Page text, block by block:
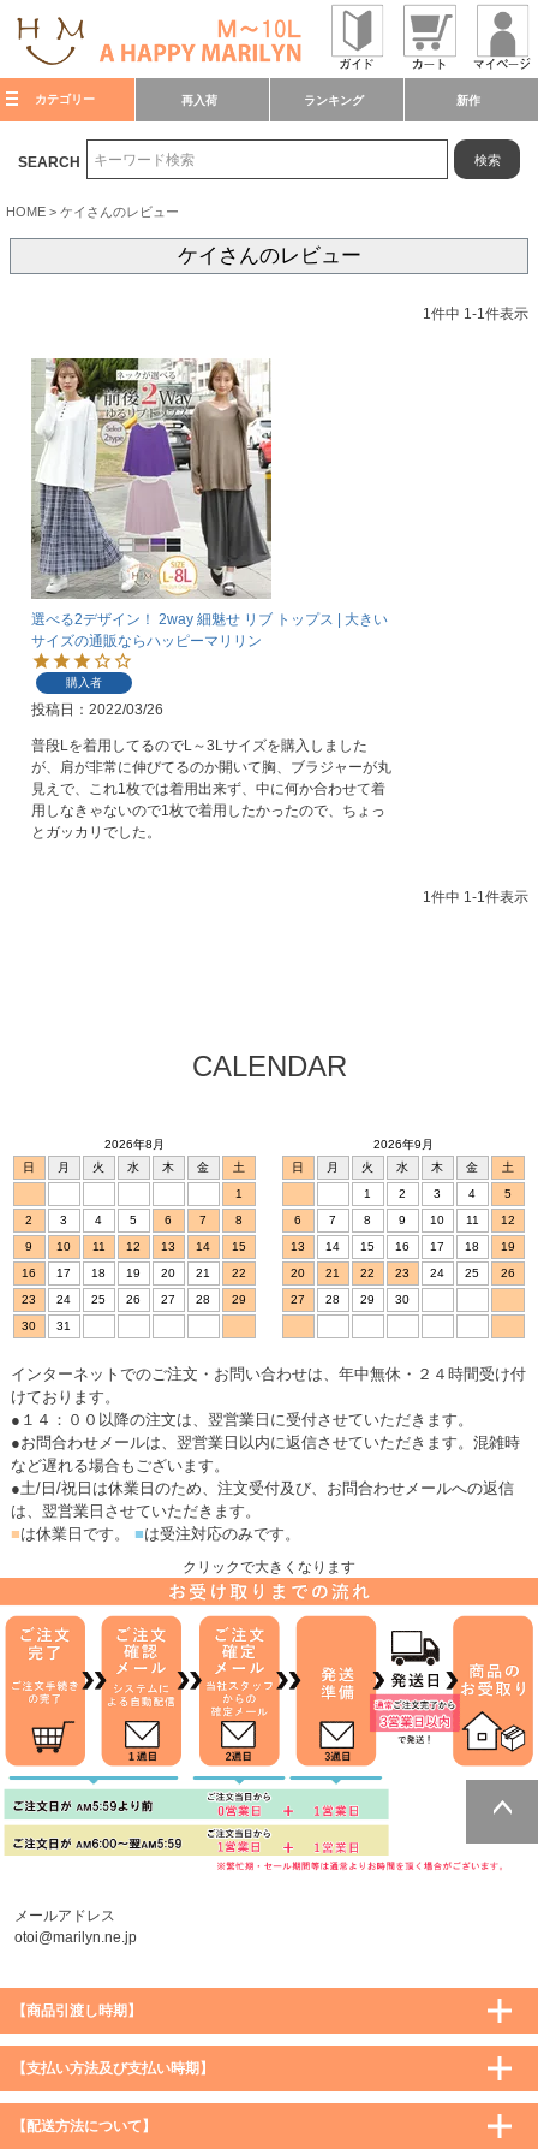
カテゴリー 再入荷 ランキング 新作
SEARCH 検索
HOME ケイさんのレビュー
ケイさんのレビュー
1件中 1-1件表示
選べる2デザイン！ 2way 細魅せ リブ トップス | 大きい
サイズの通販ならハッピーマリリン
購入者
投稿日 2022/03/26
普段Lを着用してるのでL～3Lサイズを購入しました
が、肩が非常に伸びてるのか開いて胸、ブラジャーが丸
見えで、これ1枚では着用出来ず、中に何か合わせて着
用しなきゃないので1枚で着用したかったので、ちょっ
とガッカリでした。
1件中 1-1件表示
プへ
CALENDAR
2026年8月
日
月 火 水 木 金
土
1
2
3 4 5 6 7
8
9
10 11 12 13 14
15
16
17 18 19 20 21
22
23
24 25 26 27 28
29
30
31
2026年9月
日
月 火 水 木 金
土
1
2 3 4
5
6
7 8 9 10 11
12
13
14 15 16 17 18
19
20
21 22 23 24 25
26
27
28 29 30
インターネットでのご注文・お問い合わせは、年中無休・２４時間受け付
けております。
●１４：００以降の注文は、翌営業日に受付させていただきます。
●お問合わせメールは、翌営業日以内に返信させていただきます。混雑時
など遅れる場合もございます。
●土/日/祝日は休業日のため、注文受付及び、お問合わせメールへの返信
は、翌営業日させていただきます。
■は休業日です。 ■は受注対応のみです。
クリックで大きくなります
メールアドレス
otoi@marilyn.ne.jp
【商品引渡し時期】
【支払い方法及び支払い時期】
【配送方法について】